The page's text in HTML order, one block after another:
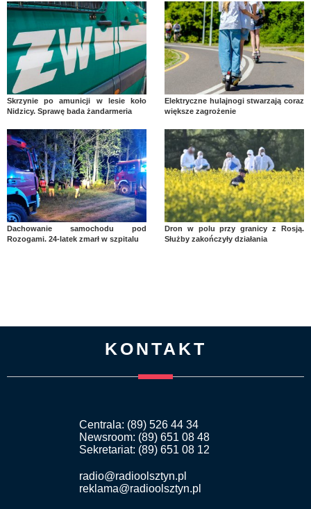
Skrzynie po amunicji w lesie koło
Nidzicy. Sprawę bada żandarmeria
Elektryczne hulajnogi stwarzają coraz
większe zagrożenie
Dachowanie samochodu pod
Rozogami. 24-latek zmarł w szpitalu
Dron w polu przy granicy z Rosją.
Służby zakończyły działania
KONTAKT
Centrala: (89) 526 44 34
Newsroom: (89) 651 08 48
Sekretariat: (89) 651 08 12
radio@radioolsztyn.pl
reklama@radioolsztyn.pl